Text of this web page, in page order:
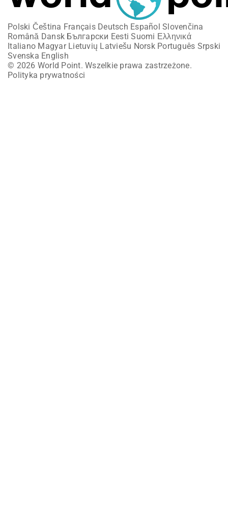
Polski Čeština Français Deutsch Español Slovenčina
Română Dansk Български Eesti Suomi Ελληνικά
Italiano Magyar Lietuvių Latviešu Norsk Português Srpski
Svenska English
© 2026 World Point. Wszelkie prawa zastrzeżone.
Polityka prywatności